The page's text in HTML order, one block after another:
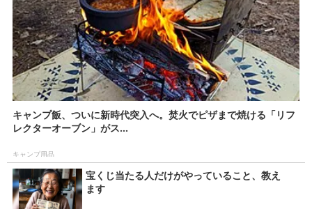
キャンプ飯、ついに新時代突入へ。焚火でピザまで焼ける「リフ
レクターオーブン」がス...
キャンプ用品
宝くじ当たる人だけがやっていること、教え
ます